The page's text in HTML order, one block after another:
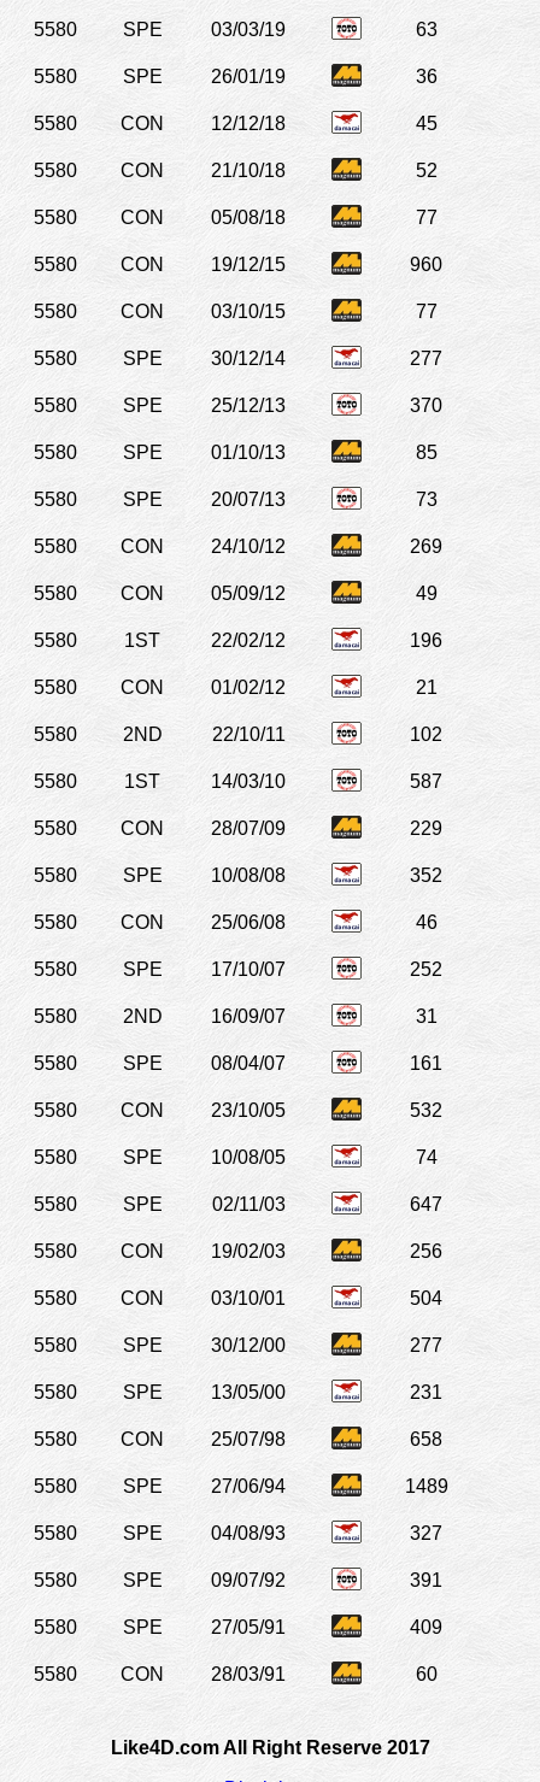
5580 SPE 03/03/19 63
5580 SPE 26/01/19 36
5580 CON 12/12/18 45
5580 CON 21/10/18 52
5580 CON 05/08/18 77
5580 CON 19/12/15 960
5580 CON 03/10/15 77
5580 SPE 30/12/14 277
5580 SPE 25/12/13 370
5580 SPE 01/10/13 85
5580 SPE 20/07/13 73
5580 CON 24/10/12 269
5580 CON 05/09/12 49
5580 1ST 22/02/12 196
5580 CON 01/02/12 21
5580 2ND 22/10/11 102
5580 1ST 14/03/10 587
5580 CON 28/07/09 229
5580 SPE 10/08/08 352
5580 CON 25/06/08 46
5580 SPE 17/10/07 252
5580 2ND 16/09/07 31
5580 SPE 08/04/07 161
5580 CON 23/10/05 532
5580 SPE 10/08/05 74
5580 SPE 02/11/03 647
5580 CON 19/02/03 256
5580 CON 03/10/01 504
5580 SPE 30/12/00 277
5580 SPE 13/05/00 231
5580 CON 25/07/98 658
5580 SPE 27/06/94 1489
5580 SPE 04/08/93 327
5580 SPE 09/07/92 391
5580 SPE 27/05/91 409
5580 CON 28/03/91 60
Like4D.com All Right Reserve 2017